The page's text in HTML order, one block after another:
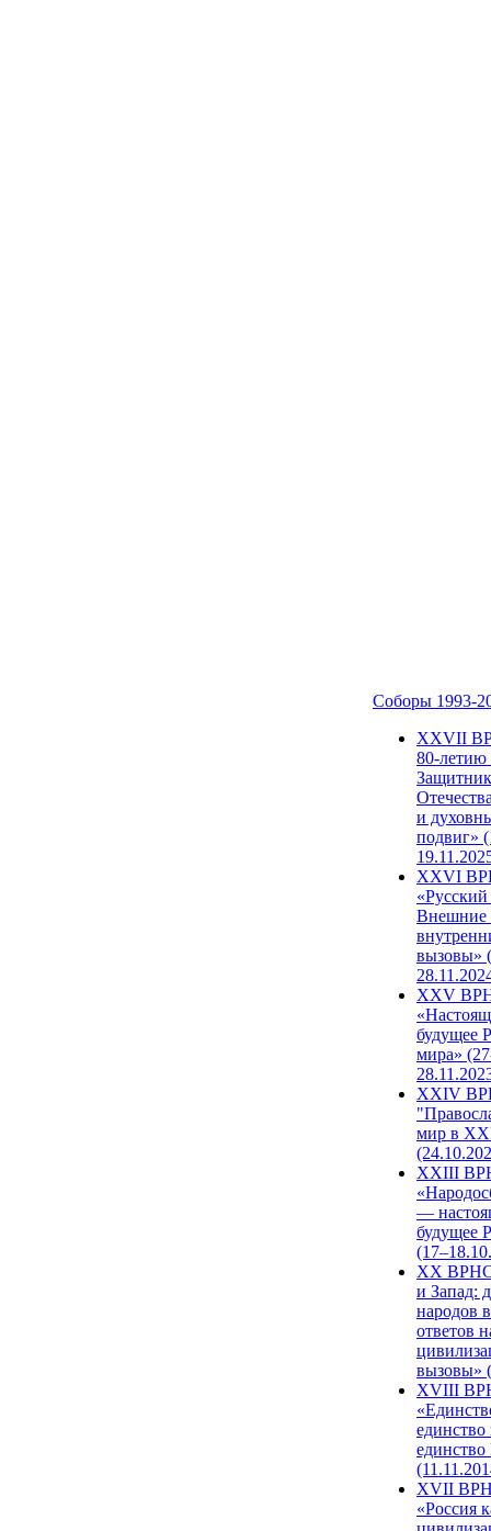
Соборы 1993-
ХХVII
80-
и
подвиг»
XXVI
Внешние
вызовы»
XXV
будущее
мира»
XXIV
мир в
XXIII
—
будущее
XX ВРНС
и Запад:
народов
ответов
вызовы»
XVIII
единство
единство
XVII
«Россия